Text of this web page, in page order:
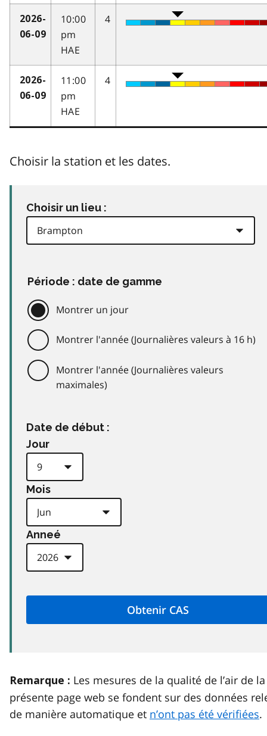
2026-
06-09
10:00
pm
HAE
4
2026-
06-09
11:00
pm
HAE
4
Choisir la station et les dates.
Choisir un lieu :
Période : date de gamme
Montrer un jour
Montrer l'année (Journalières valeurs à 16 h)
Montrer l'année (Journalières valeurs
maximales)
Date de début :
Jour
Mois
Anneé
Remarque : Les mesures de la qualité de l’air de la
présente page web se fondent sur des données
de manière automatique et n’ont pas été vérifiées.